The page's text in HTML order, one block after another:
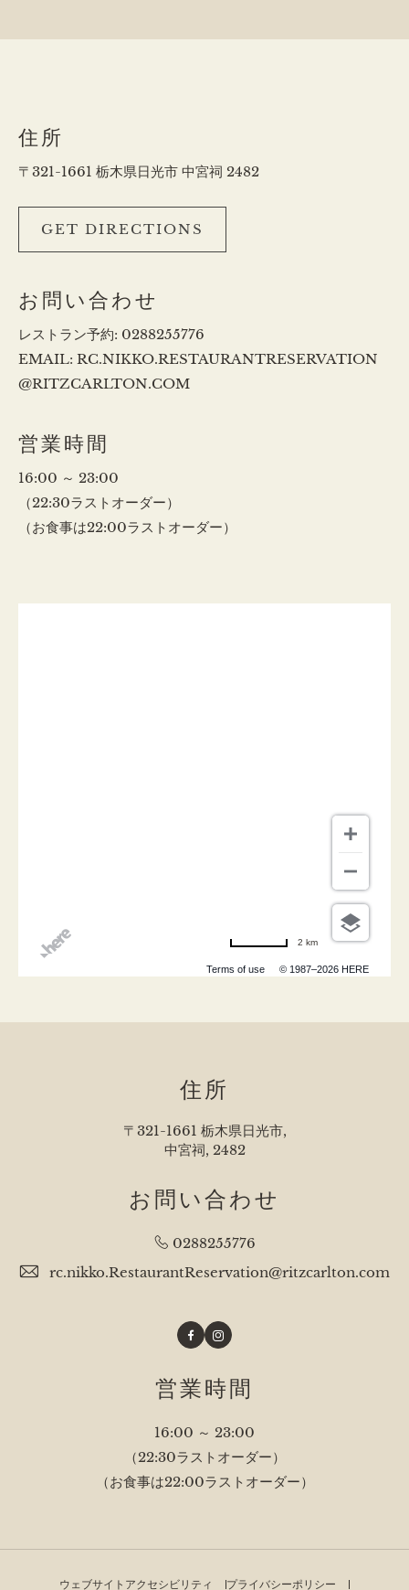
住所
〒321-1661 栃木県日光市 中宮祠 2482
GET DIRECTIONS
お問い合わせ
レストラン予約: 0288255776
EMAIL: RC.NIKKO.RESTAURANTRESERVATION
@RITZCARLTON.COM
営業時間
16:00 ～ 23:00
（22:30ラストオーダー）
（お食事は22:00ラストオーダー）
Terms of use © 1987–2026 HERE
2 km
住所
〒321-1661 栃木県日光市,
中宮祠, 2482
お問い合わせ
0288255776
rc.nikko.RestaurantReservation@ritzcarlton.com
FacebookInstagram
営業時間
16:00 ～ 23:00
（22:30ラストオーダー）
（お食事は22:00ラストオーダー）
ウェブサイトアクセシビリティ プライバシーポリシー